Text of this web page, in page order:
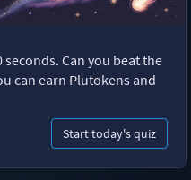
Can you beat the
can earn Plutokens and
Start today's quiz